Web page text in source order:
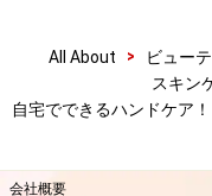
い。
※個人の体質、また、誤
不調を引き起こす場合
質及び健康状態を十分
All About > ビュー
スキン
自宅でできるハンドケア
会社概要